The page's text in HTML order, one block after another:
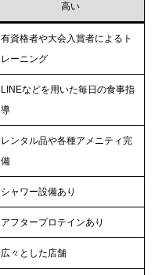
高い
有資格者や大会入賞者によるト
レーニング
LINEなどを用いた毎日の食事指
導
レンタル品や各種アメニティ完
備
シャワー設備あり
アフタープロテインあり
広々とした店舗